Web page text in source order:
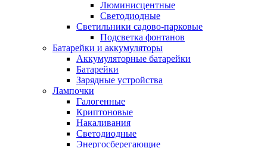
Люминисцентные
Светодиодные
Светильники садово-парковые
Подсветка фонтанов
Батарейки и аккумуляторы
Аккумуляторные батарейки
Батарейки
Зарядные устройства
Лампочки
Галогенные
Криптоновые
Накаливания
Светодиодные
Энергосберегающие